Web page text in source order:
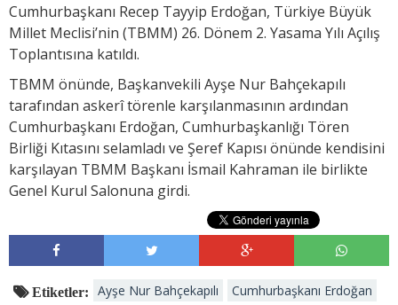
Cumhurbaşkanı Recep Tayyip Erdoğan, Türkiye Büyük
Millet Meclisi’nin (TBMM) 26. Dönem 2. Yasama Yılı Açılış
Toplantısına katıldı.
TBMM önünde, Başkanvekili Ayşe Nur Bahçekapılı
tarafından askerî törenle karşılanmasının ardından
Cumhurbaşkanı Erdoğan, Cumhurbaşkanlığı Tören
Birliği Kıtasını selamladı ve Şeref Kapısı önünde kendisini
karşılayan TBMM Başkanı İsmail Kahraman ile birlikte
Genel Kurul Salonuna girdi.
Etiketler: Ayşe Nur Bahçekapılı
Cumhurbaşkanı Erdoğan